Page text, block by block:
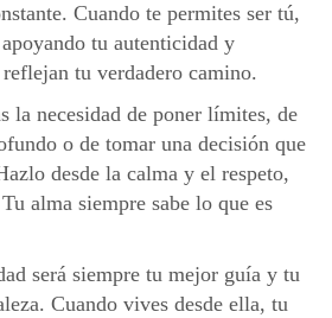
Cuando te permites ser tú,
tu autenticidad y
tu verdadero camino.
la necesidad de poner límites, de
o de tomar una decisión que
desde la calma y el respeto,
alma siempre sabe lo que es
será siempre tu mejor guía y tu
Cuando vives desde ella, tu